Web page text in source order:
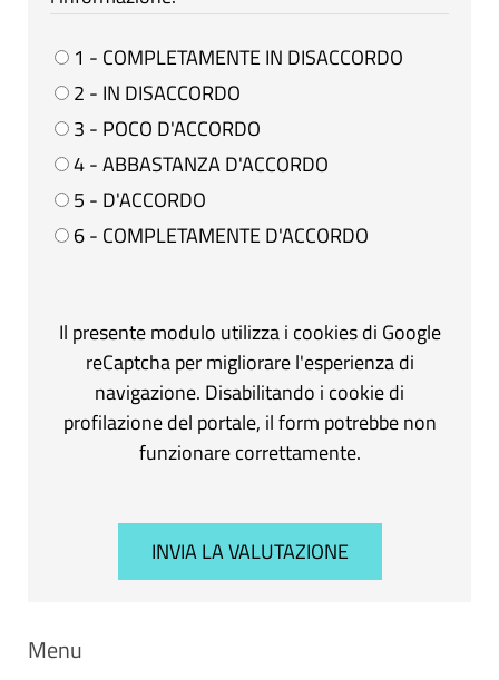
1 - COMPLETAMENTE IN DISACCORDO
2 - IN DISACCORDO
3 - POCO D'ACCORDO
4 - ABBASTANZA D'ACCORDO
5 - D'ACCORDO
6 - COMPLETAMENTE D'ACCORDO
Il presente modulo utilizza i cookies di Google
reCaptcha per migliorare l'esperienza di
navigazione. Disabilitando i cookie di
profilazione del portale, il form potrebbe non
funzionare correttamente.
Menu